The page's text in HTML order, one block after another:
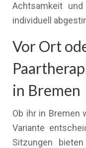
Achtsamkeit
individuell
Vor Ort
in Bremen
Ob ihr in Bremen
Variante
Sitzungen